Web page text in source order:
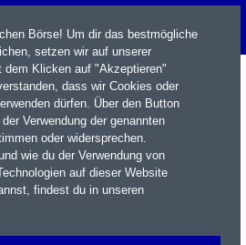
Börse! Um dir das bestmögliche
setzen wir auf unserer
Klicken auf "Akzeptieren"
dass wir Cookies oder
dürfen. Über den Button
Verwendung der genannten
oder widersprechen.
wie du der Verwendung von
auf dieser Website
findest du in unseren